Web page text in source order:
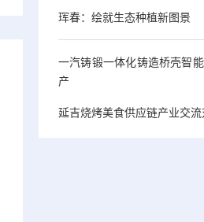
珲春：绘就生态种植新图景
一汽铸锻一体化铸造桥壳智
产
延吉烧烤美食供应链产业交